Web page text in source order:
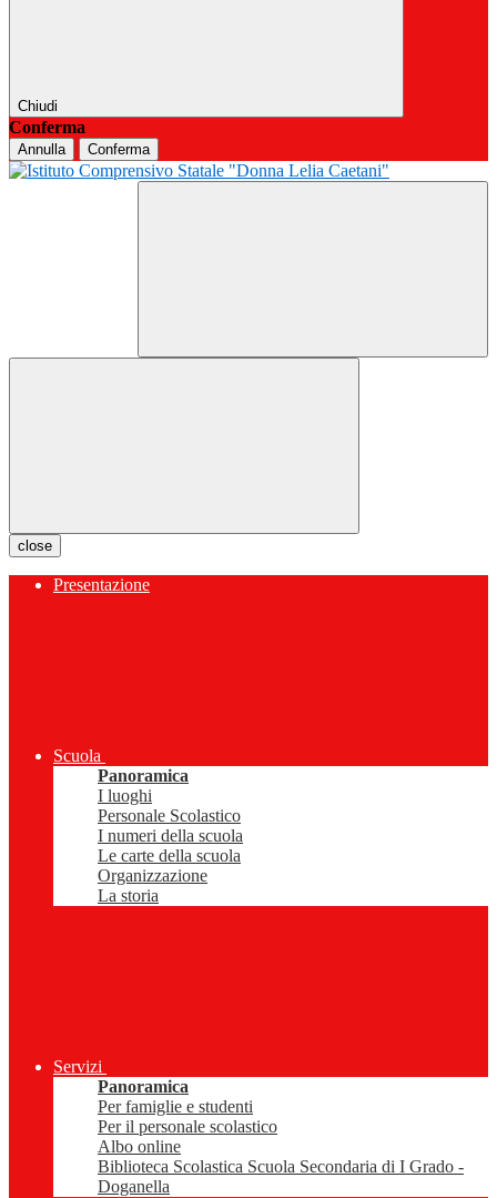
Chiudi
Conferma
Annulla Conferma
close
Presentazione
Scuola
Panoramica
I luoghi
Personale Scolastico
I numeri della scuola
Le carte della scuola
Organizzazione
La storia
Servizi
Panoramica
Per famiglie e studenti
Per il personale scolastico
Albo online
Biblioteca Scolastica Scuola Secondaria di I Grado -
Doganella